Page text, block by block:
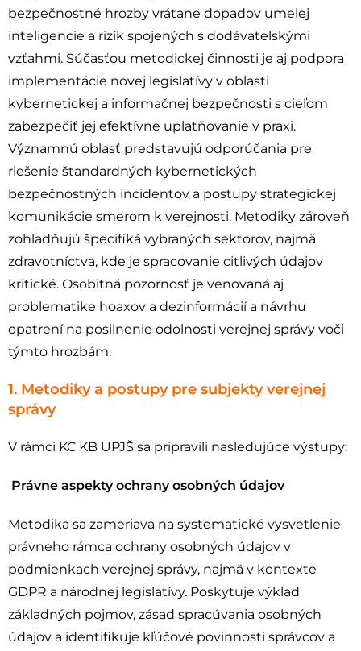
bezpečnostné hrozby vrátane dopadov umelej
inteligencie a rizík spojených s dodávateľskými
vzťahmi. Súčasťou metodickej činnosti je aj podpora
implementácie novej legislatívy v oblasti
kybernetickej a informačnej bezpečnosti s cieľom
zabezpečiť jej efektívne uplatňovanie v praxi.
Významnú oblasť predstavujú odporúčania pre
riešenie štandardných kybernetických
bezpečnostných incidentov a postupy strategickej
komunikácie smerom k verejnosti. Metodiky zároveň
zohľadňujú špecifiká vybraných sektorov, najmä
zdravotníctva, kde je spracovanie citlivých údajov
kritické. Osobitná pozornosť je venovaná aj
problematike hoaxov a dezinformácií a návrhu
opatrení na posilnenie odolnosti verejnej správy voči
týmto hrozbám.
1. Metodiky a postupy pre subjekty verejnej
správy
V rámci KC KB UPJŠ sa pripravili nasledujúce výstupy:
Právne aspekty ochrany osobných údajov
Metodika sa zameriava na systematické vysvetlenie
právneho rámca ochrany osobných údajov v
podmienkach verejnej správy, najmä v kontexte
GDPR a národnej legislatívy. Poskytuje výklad
základných pojmov, zásad spracúvania osobných
údajov a identifikuje kľúčové povinnosti správcov a